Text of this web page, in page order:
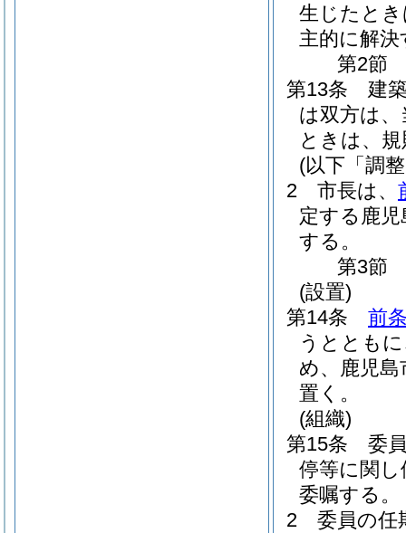
生じたと
主的に解
第2節
第13条
建
は双方は
ときは、
(以下「調
2
市長は、
定する鹿
する。
第3節
(設置)
第14条
前
うととも
め、鹿児島
置く。
(組織)
第15条
委
停等に関
委嘱する。
2
委員の任